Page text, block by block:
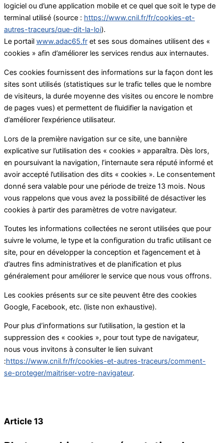
logiciel ou d’une application mobile et ce quel que soit le type de
terminal utilisé (source : https://www.cnil.fr/fr/cookies-et-
autres-traceurs/que-dit-la-loi).
Le portail www.adac65.fr et ses sous domaines utilisent des «
cookies » afin d’améliorer les services rendus aux internautes.
Ces cookies fournissent des informations sur la façon dont les
sites sont utilisés (statistiques sur le trafic telles que le nombre
de visiteurs, la durée moyenne des visites ou encore le nombre
de pages vues) et permettent de fluidifier la navigation et
d’améliorer l’expérience utilisateur.
Lors de la première navigation sur ce site, une bannière
explicative sur l’utilisation des « cookies » apparaîtra. Dès lors,
en poursuivant la navigation, l’internaute sera réputé informé et
avoir accepté l’utilisation des dits « cookies ». Le consentement
donné sera valable pour une période de treize 13 mois. Nous
vous rappelons que vous avez la possibilité de désactiver les
cookies à partir des paramètres de votre navigateur.
Toutes les informations collectées ne seront utilisées que pour
suivre le volume, le type et la configuration du trafic utilisant ce
site, pour en développer la conception et l’agencement et à
d’autres fins administratives et de planification et plus
généralement pour améliorer le service que nous vous offrons.
Les cookies présents sur ce site peuvent être des cookies
Google, Facebook, etc. (liste non exhaustive).
Pour plus d’informations sur l’utilisation, la gestion et la
suppression des « cookies », pour tout type de navigateur,
nous vous invitons à consulter le lien suivant
:https://www.cnil.fr/fr/cookies-et-autres-traceurs/comment-
se-proteger/maitriser-votre-navigateur.
Article 13